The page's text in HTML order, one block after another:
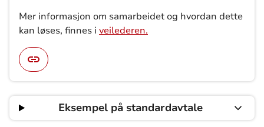
Mer informasjon om samarbeidet og hvordan dette
kan løses, finnes i veilederen.
Eksempel på standardavtale